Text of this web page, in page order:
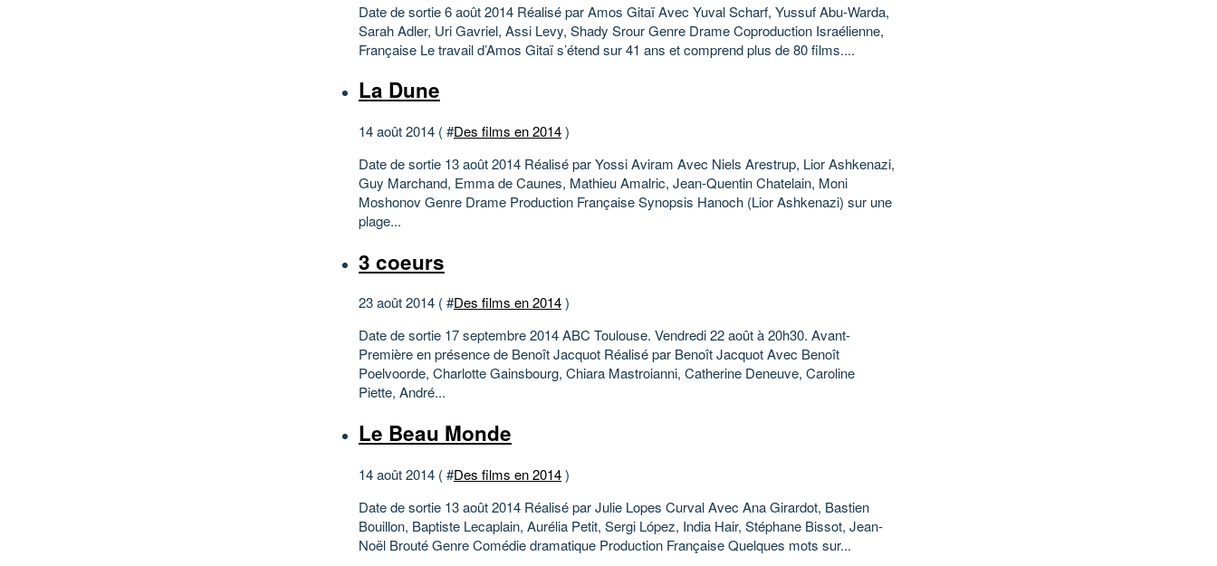
Date de sortie 6 août 2014 Réalisé par Amos Gitaï Avec Yuval Scharf, Yussuf Abu-Warda,
Sarah Adler, Uri Gavriel, Assi Levy, Shady Srour Genre Drame Coproduction Israélienne,
Française Le travail d’Amos Gitaï s’étend sur 41 ans et comprend plus de 80 films....
La Dune
14 août 2014 ( #Des films en 2014)
Date de sortie 13 août 2014 Réalisé par Yossi Aviram Avec Niels Arestrup, Lior Ashkenazi,
Guy Marchand, Emma de Caunes, Mathieu Amalric, Jean-Quentin Chatelain, Moni
Moshonov Genre Drame Production Française Synopsis Hanoch (Lior Ashkenazi) sur une
plage...
3 coeurs
23 août 2014 ( #Des films en 2014)
Date de sortie 17 septembre 2014 ABC Toulouse. Vendredi 22 août à 20h30. Avant-
Première en présence de Benoît Jacquot Réalisé par Benoît Jacquot Avec Benoît
Poelvoorde, Charlotte Gainsbourg, Chiara Mastroianni, Catherine Deneuve, Caroline
Piette, André...
Le Beau Monde
14 août 2014 ( #Des films en 2014)
Date de sortie 13 août 2014 Réalisé par Julie Lopes Curval Avec Ana Girardot, Bastien
Bouillon, Baptiste Lecaplain, Aurélia Petit, Sergi López, India Hair, Stéphane Bissot, Jean-
Noël Brouté Genre Comédie dramatique Production Française Quelques mots sur...